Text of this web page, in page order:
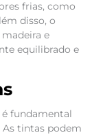
frias, como
disso, o
e
equilibrado e
é fundamental
As tintas podem